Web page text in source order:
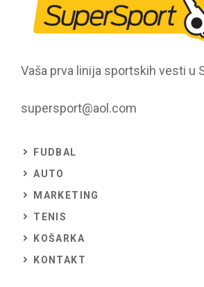
Vaša prva linija sportskih vesti u
supersport@aol.com
FUDBAL
AUTO
MARKETING
TENIS
KOŠARKA
KONTAKT